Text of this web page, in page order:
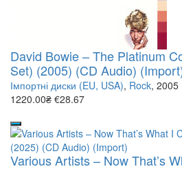
David Bowie – The Platinum
Set) (2005) (CD Audio)
Імпортні диски (EU, USA), Rock, 2005
1220.00₴ €28.67
Various Artists – Now That’s